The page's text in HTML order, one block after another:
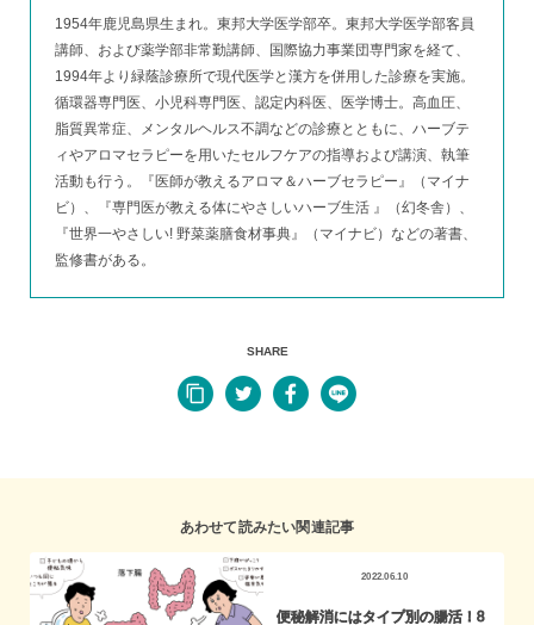
1954年鹿児島県生まれ。東邦大学医学部卒。東邦大学医学部客員
講師、および薬学部非常勤講師、国際協力事業団専門家を経て、
1994年より緑蔭診療所で現代医学と漢方を併用した診療を実施。
循環器専門医、小児科専門医、認定内科医、医学博士。高血圧、
脂質異常症、メンタルヘルス不調などの診療とともに、ハーブテ
ィやアロマセラピーを用いたセルフケアの指導および講演、執筆
活動も行う。『医師が教えるアロマ＆ハーブセラピー』（マイナ
ビ）、『専門医が教える体にやさしいハーブ生活 』（幻冬舎）、
『世界一やさしい! 野菜薬膳食材事典』（マイナビ）などの著書、
監修書がある。
SHARE
あわせて読みたい関連記事
2022.06.10
便秘解消にはタイプ別の腸活！8